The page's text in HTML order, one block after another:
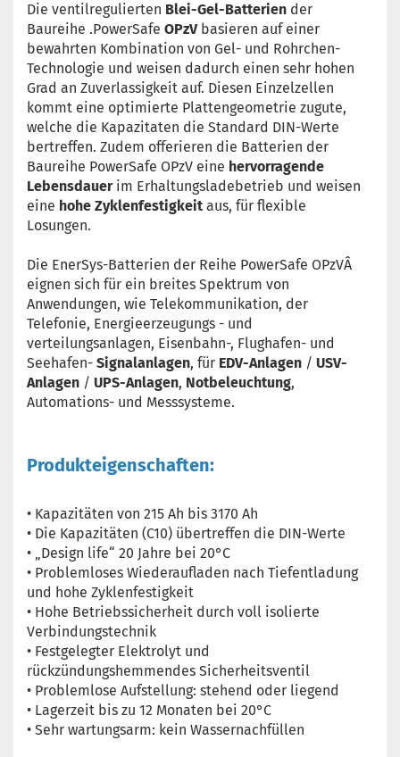
Die ventilregulierten Blei-Gel-Batterien der
Baureihe .PowerSafe OPzV basieren auf einer
bewahrten Kombination von Gel- und Rohrchen-
Technologie und weisen dadurch einen sehr hohen
Grad an Zuverlassigkeit auf. Diesen Einzelzellen
kommt eine optimierte Plattengeometrie zugute,
welche die Kapazitaten die Standard DIN-Werte
bertreffen. Zudem offerieren die Batterien der
Baureihe PowerSafe OPzV eine hervorragende
Lebensdauerim Erhaltungsladebetrieb und weisen
eine hohe Zyklenfestigkeit aus, für flexible
Losungen.
Die EnerSys-Batterien der Reihe PowerSafe OPzVÂ
eignen sich für ein breites Spektrum von
Anwendungen, wie Telekommunikation, der
Telefonie, Energieerzeugungs - und
verteilungsanlagen, Eisenbahn-, Flughafen- und
Seehafen- Signalanlagen, für EDV-Anlagen / USV-
Anlagen / UPS-Anlagen, Notbeleuchtung,
Automations- und Messsysteme.
Produkteigenschaften:
• Kapazitäten von 215 Ah bis 3170 Ah
• Die Kapazitäten (C10) übertreffen die DIN-Werte
• „Design life“ 20 Jahre bei 20°C
• Problemloses Wiederaufladen nach Tiefentladung
und hohe Zyklenfestigkeit
• Hohe Betriebssicherheit durch voll isolierte
Verbindungstechnik
• Festgelegter Elektrolyt und
rückzündungshemmendes Sicherheitsventil
• Problemlose Aufstellung: stehend oder liegend
• Lagerzeit bis zu 12 Monaten bei 20°C
• Sehr wartungsarm: kein Wassernachfüllen